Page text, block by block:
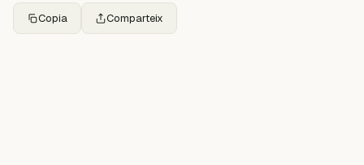
Copia Comparteix